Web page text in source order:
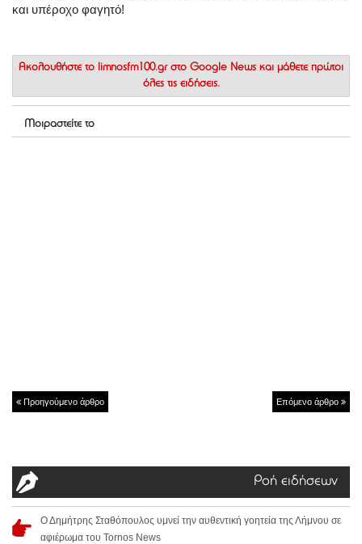
και υπέροχο φαγητό!
Ακολουθήστε το limnosfm100.gr στο Google News και μάθετε πρώτοι
όλες τις ειδήσεις.
Μοιραστείτε το
Προηγούμενο άρθρο Επόμενο άρθρο
Ροή ειδήσεων
Ο Δημήτρης Σταθόπουλος υμνεί την αυθεντική γοητεία της Λήμνου σε
αφιέρωμα του Tornos News